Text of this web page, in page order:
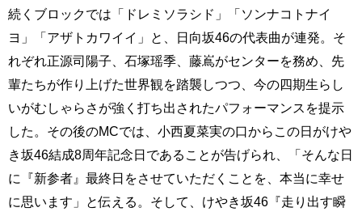
続くブロックでは「ドレミソラシド」「ソンナコトナイ
ヨ」「アザトカワイイ」と、日向坂46の代表曲が連発。そ
れぞれ正源司陽子、石塚瑶季、藤嶌がセンターを務め、先
輩たちが作り上げた世界観を踏襲しつつ、今の四期生らし
いがむしゃらさが強く打ち出されたパフォーマンスを提示
した。その後のMCでは、小西夏菜実の口からこの日がけや
き坂46結成8周年記念日であることが告げられ、「そんな日
に『新参者』最終日をさせていただくことを、本当に幸せ
に思います」と伝える。そして、けやき坂46『走り出す瞬